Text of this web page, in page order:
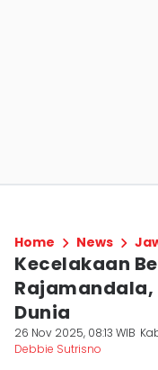
Home News
Kecelakaan
Rajamandala,
Dunia
26 Nov 2025, 08:13 WIB
Debbie Sutrisno